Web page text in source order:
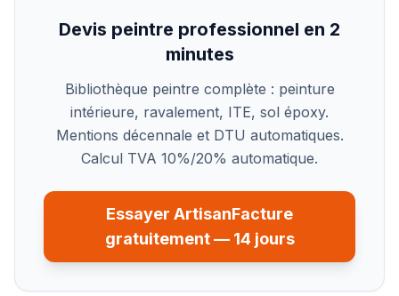
Devis peintre professionnel en 2
minutes
Bibliothèque peintre complète : peinture
intérieure, ravalement, ITE, sol époxy.
Mentions décennale et DTU automatiques.
Calcul TVA 10%/20% automatique.
Essayer ArtisanFacture
gratuitement — 14 jours